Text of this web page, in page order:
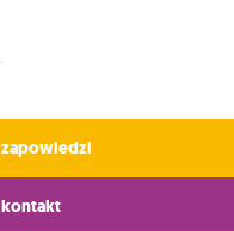
zapowiedzi
kontakt